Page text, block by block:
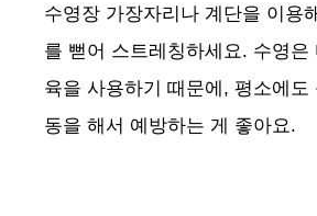
i
d
수영장 가장자리나 계단을 이용
를 뻗어 스트레칭하세요. 수영은
육을 사용하기 때문에, 평소에도
동을 해서 예방하는 게 좋아요.